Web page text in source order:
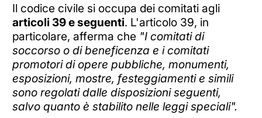
Il codice civile si occupa dei comitati agli
articoli 39 e seguenti. L'articolo 39, in
particolare, afferma che "I comitati di
soccorso o di beneficenza e i comitati
promotori di opere pubbliche, monumenti,
esposizioni, mostre, festeggiamenti e simili
sono regolati dalle disposizioni seguenti,
salvo quanto è stabilito nelle leggi speciali".